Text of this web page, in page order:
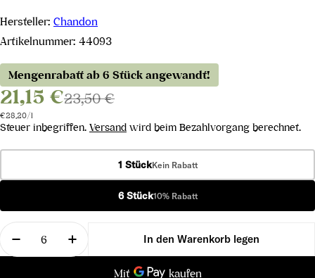
Hersteller: Chandon
Artikelnummer: 44093
Mengenrabatt ab 6 Stück angewandt!
21,15 €23,50 €
Stückpreis
€28,20/pro
l
Steuer inbegriffen. Versand wird beim Bezahlvorgang berechnet.
1 StückKein Rabatt
6 Stück10% Rabatt
Menge
Menge für Chandon Spritz Orange Peel &amp;
Menge für Chandon Spritz Orange Peel
In den Warenkorb legen